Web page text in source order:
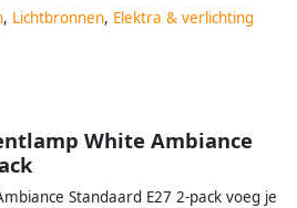
, Lichtbronnen, Elektra & verlichting
White Ambiance
Standaard E27 2-pack voeg je